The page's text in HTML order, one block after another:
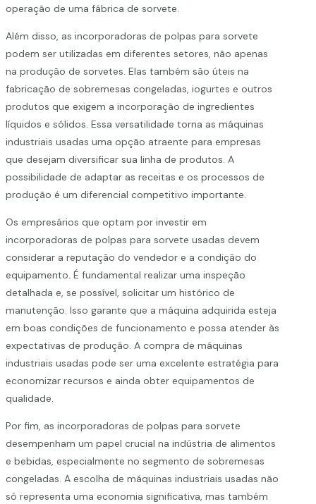
operação de uma fábrica de sorvete.
Além disso, as incorporadoras de polpas para sorvete
podem ser utilizadas em diferentes setores, não apenas
na produção de sorvetes. Elas também são úteis na
fabricação de sobremesas congeladas, iogurtes e outros
produtos que exigem a incorporação de ingredientes
líquidos e sólidos. Essa versatilidade torna as máquinas
industriais usadas uma opção atraente para empresas
que desejam diversificar sua linha de produtos. A
possibilidade de adaptar as receitas e os processos de
produção é um diferencial competitivo importante.
Os empresários que optam por investir em
incorporadoras de polpas para sorvete usadas devem
considerar a reputação do vendedor e a condição do
equipamento. É fundamental realizar uma inspeção
detalhada e, se possível, solicitar um histórico de
manutenção. Isso garante que a máquina adquirida esteja
em boas condições de funcionamento e possa atender às
expectativas de produção. A compra de máquinas
industriais usadas pode ser uma excelente estratégia para
economizar recursos e ainda obter equipamentos de
qualidade.
Por fim, as incorporadoras de polpas para sorvete
desempenham um papel crucial na indústria de alimentos
e bebidas, especialmente no segmento de sobremesas
congeladas. A escolha de máquinas industriais usadas não
só representa uma economia significativa, mas também